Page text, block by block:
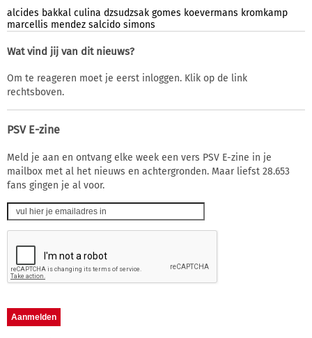
alcides bakkal culina dzsudzsak gomes koevermans kromkamp
marcellis mendez salcido simons
Wat vind jij van dit nieuws?
Om te reageren moet je eerst inloggen. Klik op de link
rechtsboven.
PSV E-zine
Meld je aan en ontvang elke week een vers PSV E-zine in je
mailbox met al het nieuws en achtergronden. Maar liefst 28.653
fans gingen je al voor.